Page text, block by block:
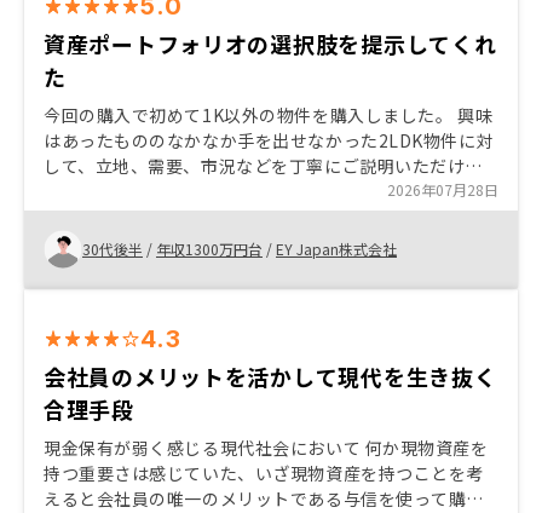
5.0
資産ポートフォリオの選択肢を提示してくれ
た
今回の購入で初めて1K以外の物件を購入しました。 興味
はあったもののなかなか手を出せなかった2LDK物件に対
して、立地、需要、市況などを丁寧にご説明いただけた
ので購入に至りました。 従来の1Kとは違った形で資産形
成を行う選択肢を提示していただけたことに満足してい
ます。
2026年07月28日
30代後半 / 年収1300万円台 /EY Japan株式会社
4.3
会社員のメリットを活かして現代を生き抜く
合理手段
現金保有が弱く感じる現代社会において 何か現物資産を
持つ重要さは感じていた、いざ現物資産を持つことを考
えると会社員の唯一のメリットである与信を使って購入